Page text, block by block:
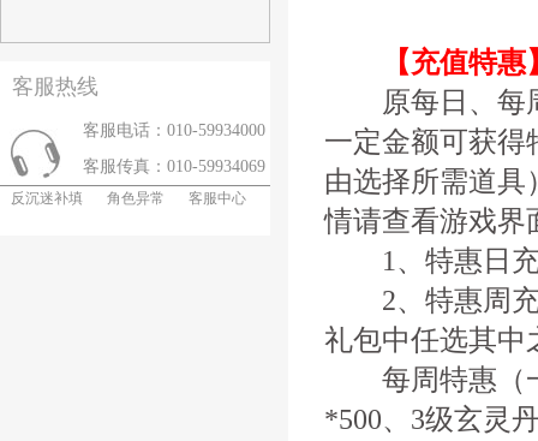
客服热线
客服电话：010-59934000
客服传真：010-59934069
反沉迷补填 角色异常 客服中心
【充值特惠
原每日、每周
一定金额可获得
由选择所需道
情请查看游戏界
1、特惠日
2、特惠周
礼包中任选其中
每周特惠（一
*500、3级玄灵